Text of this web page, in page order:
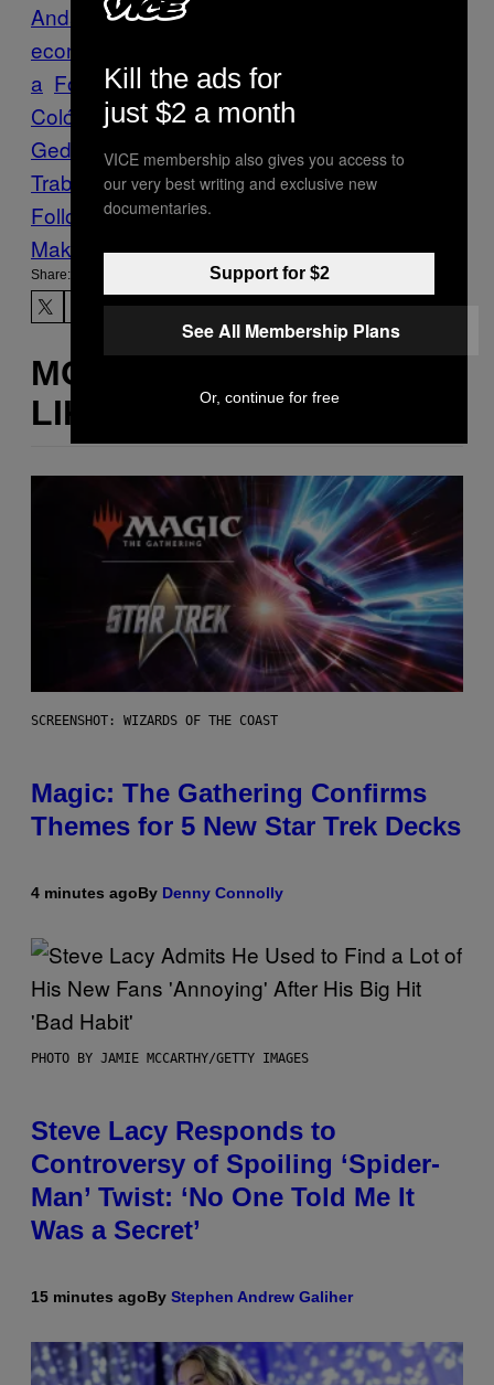
Andaluzia Córdoba
econômica
a Fotos grève José
Colón
manifestações Marinaleda
Geddis
Sindicato Andaluz de
Trabajadores União Europeia Vice Blog
Follow Us On Discover
Make Us Preferred In Top Stories
Share:
MORE
LIKE THIS
SCREENSHOT: WIZARDS OF THE COAST
Magic: The Gathering Confirms
Themes for 5 New Star Trek Decks
4 minutes agoBy Denny Connolly
PHOTO BY JAMIE MCCARTHY/GETTY IMAGES
Steve Lacy Responds to
Controversy of Spoiling ‘Spider-
Man’ Twist: ‘No One Told Me It
Was a Secret’
15 minutes agoBy Stephen Andrew Galiher
Kill the ads for
just $2 a month
VICE membership also gives you access to
our very best writing and exclusive new
documentaries.
Support for $2
See All Membership Plans
Or, continue for free